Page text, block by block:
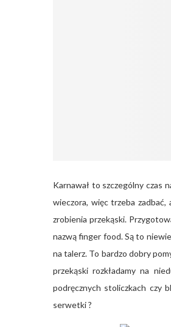
Karnawał to szczególny czas
wieczora, więc trzeba
zrobienia przekąski.
nazwą finger food. Są to
na talerz. To bardzo dobry
przekąski rozkładamy na
podręcznych stoliczkach czy
serwetki ?